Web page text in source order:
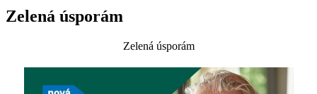
Zelená úsporám
Zelená úsporám